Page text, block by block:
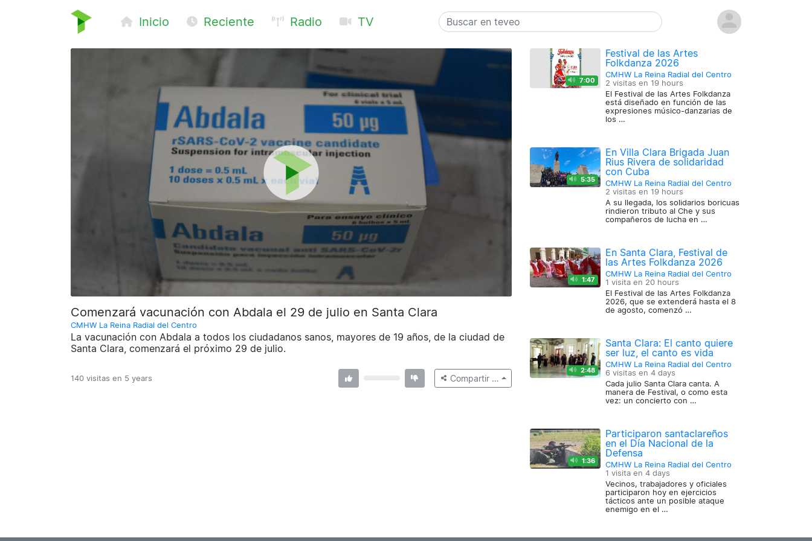
Inicio Reciente Radio TV
Comenzará vacunación con Abdala el 29 de julio en Santa Clara
CMHW La Reina Radial del Centro
La vacunación con Abdala a todos los ciudadanos sanos, mayores de 19 años, de la ciudad de
Santa Clara, comenzará el próximo 29 de julio.
140 visitas en 5 years Compartir …
7:00
Festival de las Artes
Folkdanza 2026
CMHW La Reina Radial del Centro
2 visitas en 19 hours
El Festival de las Artes Folkdanza
está diseñado en función de las
expresiones músico-danzarias de
los …
5:35
En Villa Clara Brigada Juan
Rius Rivera de solidaridad
con Cuba
CMHW La Reina Radial del Centro
2 visitas en 19 hours
A su llegada, los solidarios boricuas
rindieron tributo al Che y sus
compañeros de lucha en …
1:47
En Santa Clara, Festival de
las Artes Folkdanza 2026
CMHW La Reina Radial del Centro
1 visita en 20 hours
El Festival de las Artes Folkdanza
2026, que se extenderá hasta el 8
de agosto, comenzó …
2:48
Santa Clara: El canto quiere
ser luz, el canto es vida
CMHW La Reina Radial del Centro
6 visitas en 4 days
Cada julio Santa Clara canta. A
manera de Festival, o como esta
vez: un concierto con …
1:36
Participaron santaclareños
en el Día Nacional de la
Defensa
CMHW La Reina Radial del Centro
1 visita en 4 days
Vecinos, trabajadores y oficiales
participaron hoy en ejercicios
tácticos ante un posible ataque
enemigo en el …